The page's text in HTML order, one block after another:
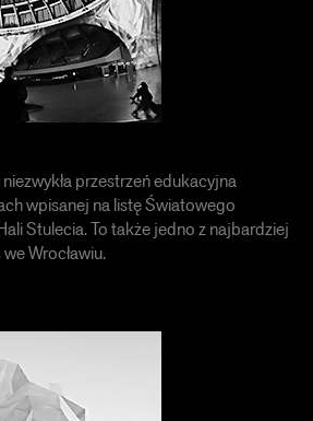
przestrzeń edukacyjna
wpisanej na listę Światowego
Stulecia. To także jedno z najbardziej
Wrocławiu.